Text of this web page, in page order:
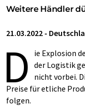
Weitere Händler
21.03.2022 -
D
ie Explosion
der Logistik
nicht vorbei.
Preise für etliche
folgen.